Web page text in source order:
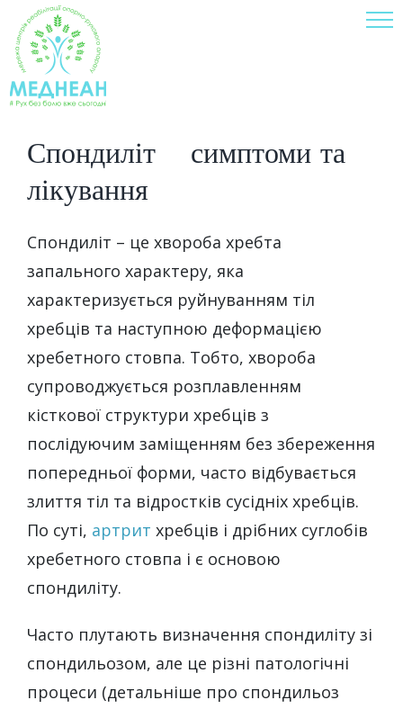
Skip
to
content
Спондиліт – симптоми та
лікування
Спондиліт – це хвороба хребта
запального характеру, яка
характеризується руйнуванням тіл
хребців та наступною деформацією
хребетного стовпа. Тобто, хвороба
супроводжується розплавленням
кісткової структури хребців з
послідуючим заміщенням без збереження
попередньої форми, часто відбувається
злиття тіл та відростків сусідніх хребців.
По суті, артрит хребців і дрібних суглобів
хребетного стовпа і є основою
спондиліту.
Часто плутають визначення спондиліту зі
спондильозом, але це різні патологічні
процеси (детальніше про спондильоз